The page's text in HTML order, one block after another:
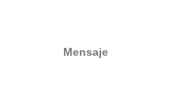
Mensaje